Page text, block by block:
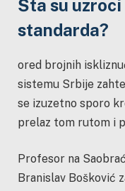
Šta su uzroci
standarda?
ored brojnih
sistemu Srbije
se izuzetno sporo
prelaz tom rutom i
Profesor na
Branislav Bošković